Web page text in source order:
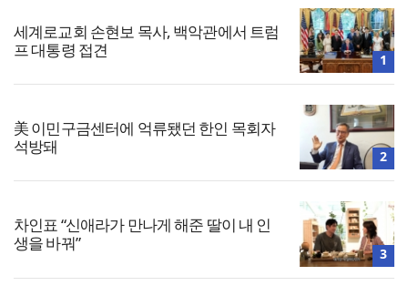
세계로교회 손현보 목사, 백악관에서 트럼
프 대통령 접견
1
美 이민구금센터에 억류됐던 한인 목회자
석방돼
2
차인표 “신애라가 만나게 해준 딸이 내 인
생을 바꿔”
3